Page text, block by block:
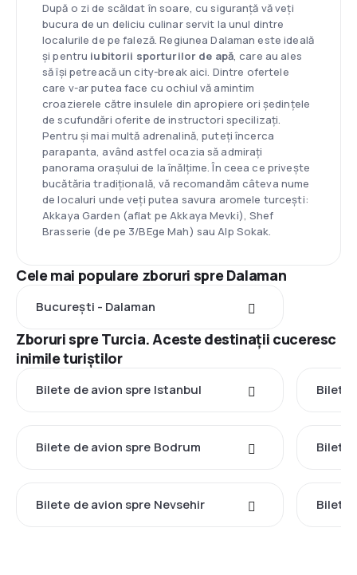
După o zi de scăldat în soare, cu siguranță vă veți
bucura de un deliciu culinar servit la unul dintre
localurile de pe faleză. Regiunea Dalaman este ideală
și pentru iubitorii sporturilor de apă, care au ales
să își petreacă un city-break aici. Dintre ofertele
care v-ar putea face cu ochiul vă amintim
croazierele către insulele din apropiere ori ședințele
de scufundări oferite de instructori specilizați.
Pentru și mai multă adrenalină, puteți încerca
parapanta, având astfel ocazia să admirați
panorama orașului de la înălțime. În ceea ce privește
bucătăria tradițională, vă recomandăm câteva nume
de localuri unde veți putea savura aromele turcești:
Akkaya Garden (aflat pe Akkaya Mevki), Shef
Brasserie (de pe 3/BEge Mah) sau Alp Sokak.
Cele mai populare zboruri spre Dalaman
București - Dalaman
Zboruri spre Turcia. Aceste destinații cuceresc
inimile turiștilor
Bilete de avion spre Istanbul Bilete
Bilete de avion spre Bodrum Bilete
Bilete de avion spre Nevsehir Bilete